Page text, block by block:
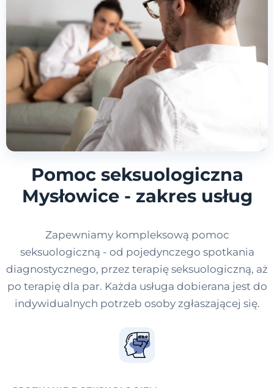
Pomoc seksuologiczna
Mysłowice - zakres usług
Zapewniamy kompleksową pomoc
seksuologiczną - od pojedynczego spotkania
diagnostycznego, przez terapię seksuologiczną, aż
po terapię dla par. Każda usługa dobierana jest do
indywidualnych potrzeb osoby zgłaszającej się.